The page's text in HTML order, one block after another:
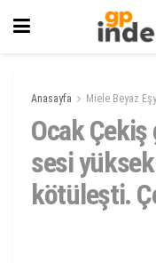
Anasayfa Miele Beyaz
Ocak
sesi
kötüleşti.